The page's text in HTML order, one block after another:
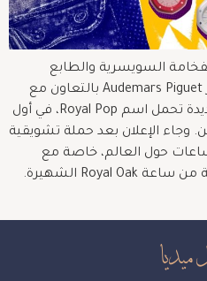
السويسرية والطابع
الجماهيري العصري، كشفت دار Audemars Piguet بالتعاون مع
Swatch عن مجموعة ساعات جديدة تحمل اسم Royal Pop، في أول
وجاء الإعلان بعد حملة تشويقية
حول العالم، خاصة مع
توقعات بإطلاق نسخة اقتصادية من ساعة Royal Oak الشهيرة.